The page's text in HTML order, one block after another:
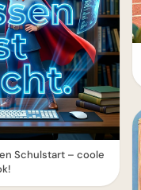
Schulstart – coole